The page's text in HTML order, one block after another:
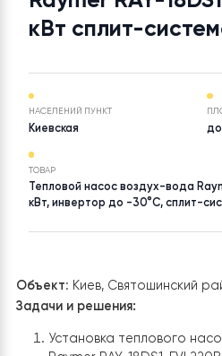
Установка
Raymer RAY-
кВт сплит-
НАСЕЛЕНИЙ ПУНКТ
Киевская
кВт, инвертор до -30°C,